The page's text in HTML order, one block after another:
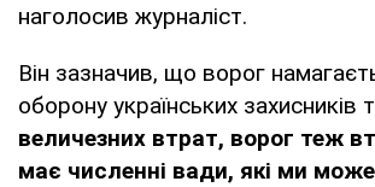
наголосив журналіст.
Він зазначив, що ворог
оборону українських захисників
величезних втрат, ворог теж
має численні вади, які ми